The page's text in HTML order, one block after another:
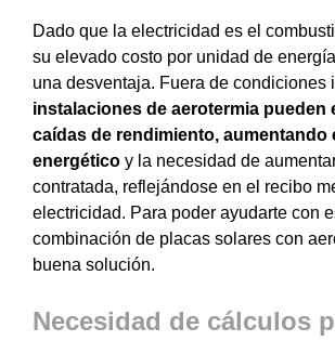
Dado que la electricidad es el
su elevado costo por unidad de
una desventaja. Fuera de condiciones
instalaciones de aerotermia pueden
caídas de rendimiento, aumentando
energético y la necesidad de
contratada, reflejándose en el recibo
electricidad. Para poder ayudarte con
combinación de placas solares con
buena solución.
Necesidad de cálculos